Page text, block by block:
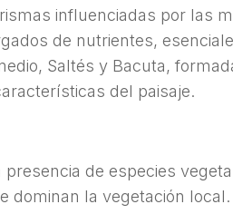
influenciadas por las
de nutrientes,
Saltés y Bacuta,
del paisaje.
de especies
dominan la vegetación